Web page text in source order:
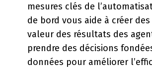
mesures clés de
de bord vous aide à créer
valeur des résultats des
prendre des décisions
données pour améliorer